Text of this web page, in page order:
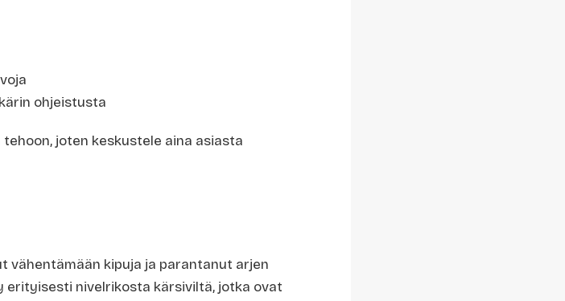
ohjeistusta
joten keskustele aina asiasta
vähentämään kipuja ja parantanut arjen
nivelrikosta kärsiviltä, jotka ovat